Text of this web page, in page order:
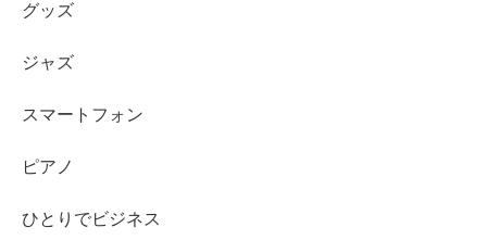
グッズ
ジャズ
スマートフォン
ピアノ
ひとりでビジネス